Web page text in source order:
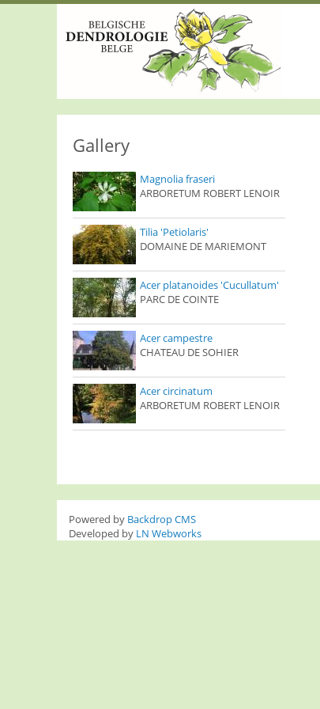
Gallery
Magnolia fraseri
ARBORETUM ROBERT LENOIR
Tilia 'Petiolaris'
DOMAINE DE MARIEMONT
Acer platanoides 'Cucullatum'
PARC DE COINTE
Acer campestre
CHATEAU DE SOHIER
Acer circinatum
ARBORETUM ROBERT LENOIR
Powered by Backdrop CMS
Developed by LN Webworks